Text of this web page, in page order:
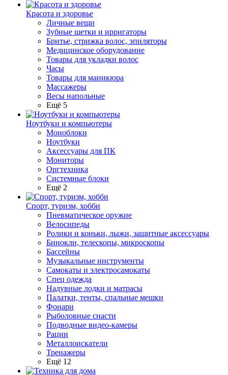
Красота и здоровье
Личные вещи
Зубные щетки и ирригаторы
Бритье, стрижка волос, эпиляторы
Медицинское оборудование
Товары для укладки волос
Часы
Товары для маникюра
Массажеры
Весы напольные
Ещё 5
Ноутбуки и компьютеры
Моноблоки
Ноутбуки
Аксессуары для ПК
Мониторы
Оргтехника
Системные блоки
Ещё 2
Спорт, туризм, хобби
Пневматическое оружие
Велосипеды
Ролики и коньки, лыжи, защитные аксессуары
Бинокли, телескопы, микроскопы
Бассейны
Музыкальные инструменты
Самокаты и электросамокаты
Спец одежда
Надувные лодки и матрасы
Палатки, тенты, спальные мешки
Фонари
Рыболовные снасти
Подводные видео-камеры
Рации
Металлоискатели
Тренажеры
Ещё 12